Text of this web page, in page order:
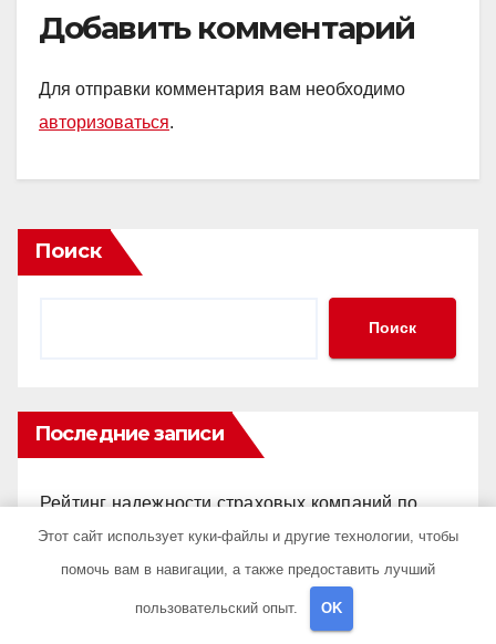
Добавить комментарий
Для отправки комментария вам необходимо
авторизоваться.
Поиск
Поиск
Последние записи
Рейтинг надежности страховых компаний по
ОСАГО в 2026 году и топ-4 по отзывам
Оценка показателей эффективности рекламы
при многоканальной атрибуции
Этот сайт использует куки-файлы и другие технологии, чтобы
помочь вам в навигации, а также предоставить лучший
пользовательский опыт. OK